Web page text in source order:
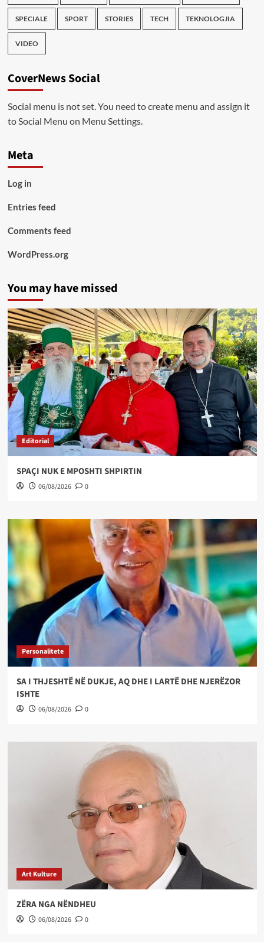
SPECIALE SPORT STORIES TECH TEKNOLOGJIA
VIDEO
CoverNews Social
Social menu is not set. You need to create menu and assign it
to Social Menu on Menu Settings.
Meta
Log in
Entries feed
Comments feed
WordPress.org
You may have missed
Editorial
SPAÇI NUK E MPOSHTI SHPIRTIN
06/08/2026 0
Personalitete
SA I THJESHTË NË DUKJE, AQ DHE I LARTË DHE NJERËZOR
ISHTE
06/08/2026 0
Art Kulture
ZËRA NGA NËNDHEU
06/08/2026 0